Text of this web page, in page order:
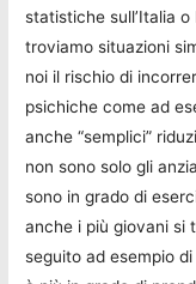
statistiche sull’Italia
troviamo situazioni
noi il rischio di
psichiche come ad
anche “semplici”
non sono solo gli
sono in grado di
anche i più giovani si
seguito ad esempio